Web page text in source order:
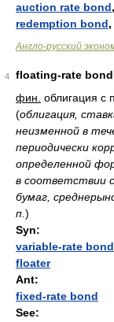
auction rate bond,
redemption bond,
Англо-русский
4
floating-rate bond
фин. облигация с
(облигация,
неизменной в
периодически
определенной
в соответствии
бумаг,
п. )
Syn:
variable-rate bond
floater
Ant:
fixed-rate bond
See: